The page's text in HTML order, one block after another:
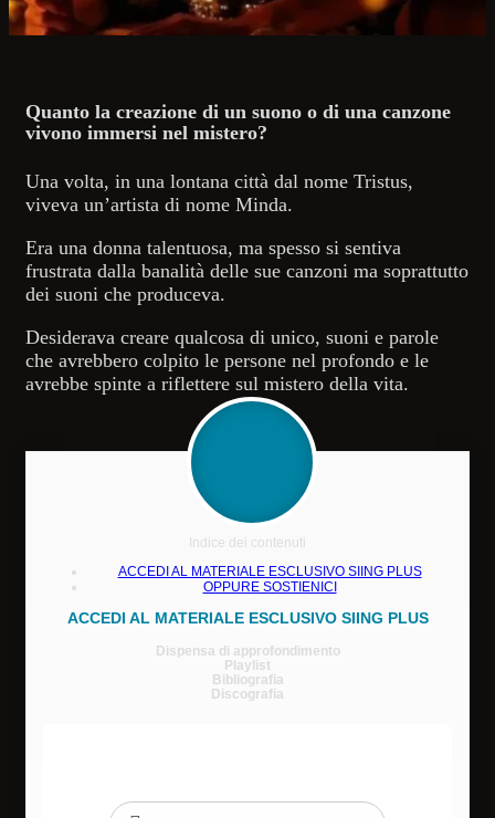
Quanto la creazione di un suono o di una canzone
vivono immersi nel mistero?
Una volta, in una lontana città dal nome Tristus,
viveva un’artista di nome Minda.
Era una donna talentuosa, ma spesso si sentiva
frustrata dalla banalità delle sue canzoni ma soprattutto
dei suoni che produceva.
Desiderava creare qualcosa di unico, suoni e parole
che avrebbero colpito le persone nel profondo e le
avrebbe spinte a riflettere sul mistero della vita.
Indice dei contenuti
ACCEDI AL MATERIALE ESCLUSIVO SIING PLUS
OPPURE SOSTIENICI
ACCEDI AL MATERIALE ESCLUSIVO SIING PLUS
Dispensa di approfondimento
Playlist
Bibliografia
Discografia